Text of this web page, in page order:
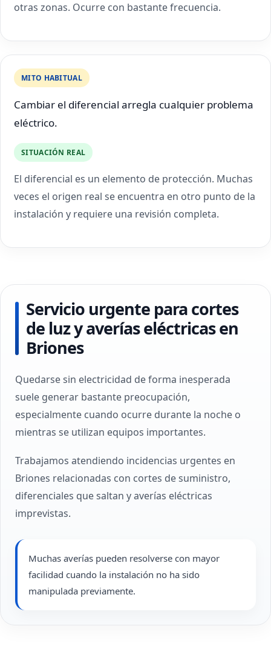
otras zonas. Ocurre con bastante frecuencia.
MITO HABITUAL
Cambiar el diferencial arregla cualquier problema
eléctrico.
SITUACIÓN REAL
El diferencial es un elemento de protección. Muchas
veces el origen real se encuentra en otro punto de la
instalación y requiere una revisión completa.
Servicio urgente para cortes
de luz y averías eléctricas en
Briones
Quedarse sin electricidad de forma inesperada
suele generar bastante preocupación,
especialmente cuando ocurre durante la noche o
mientras se utilizan equipos importantes.
Trabajamos atendiendo incidencias urgentes en
Briones relacionadas con cortes de suministro,
diferenciales que saltan y averías eléctricas
imprevistas.
Muchas averías pueden resolverse con mayor
facilidad cuando la instalación no ha sido
manipulada previamente.